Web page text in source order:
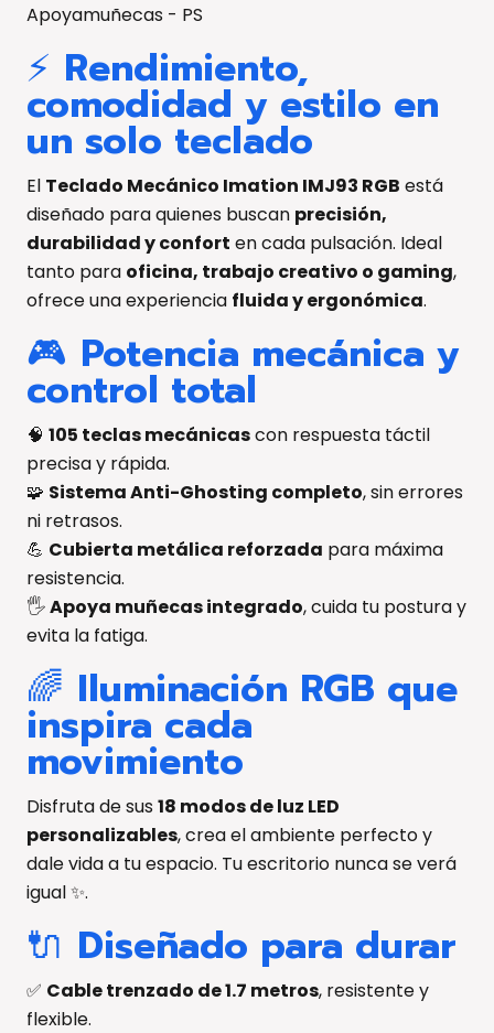
Apoyamuñecas - PS
⚡ Rendimiento,
comodidad y estilo en
un solo teclado
El Teclado Mecánico Imation IMJ93 RGB está
diseñado para quienes buscan precisión,
durabilidad y confort en cada pulsación. Ideal
tanto para oficina, trabajo creativo o gaming,
ofrece una experiencia fluida y ergonómica.
🎮 Potencia mecánica y
control total
🧠 105 teclas mecánicascon respuesta táctil
precisa y rápida.
🧩 Sistema Anti-Ghosting completo, sin errores
ni retrasos.
💪 Cubierta metálica reforzada para máxima
resistencia.
🖐️Apoya muñecas integrado, cuida tu postura y
evita la fatiga.
🌈 Iluminación RGB que
inspira cada
movimiento
Disfruta de sus18 modos de luz LED
personalizables, crea el ambiente perfecto y
dale vida a tu espacio. Tu escritorio nunca se verá
igual ✨.
🔌 Diseñado para durar
✅ Cable trenzado de 1.7 metros, resistente y
flexible.